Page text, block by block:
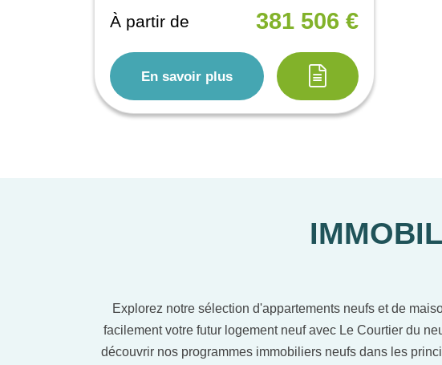
À partir de 381 506 €
En savoir plus
Explorez notre sélection d'appartements neufs et de
facilement votre futur logement neuf avec Le Courtier du
découvrir nos programmes immobiliers neufs dans les